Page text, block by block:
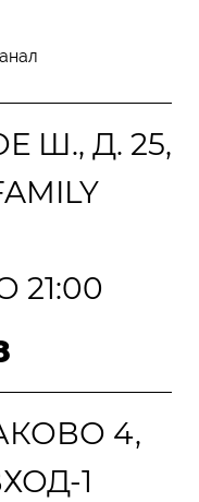
Ш., Д. 25,
21:00
4,
1